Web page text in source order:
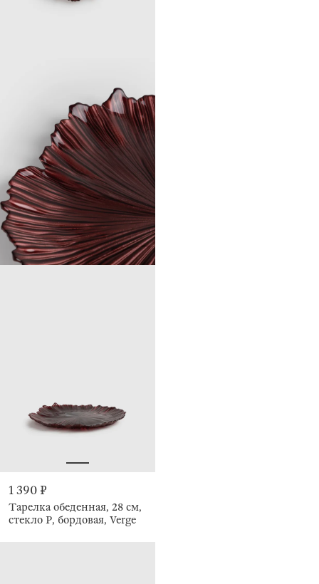
1 390 ₽
Тарелка обеденная, 28 см,
стекло Р, бордовая, Verge